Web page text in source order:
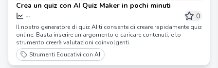
Crea un quiz con AI Quiz Maker in pochi minuti
-- 0
Il nostro generatore di quiz AI ti consente di creare rapidamente quiz
online. Basta inserire un argomento o caricare contenuti, e lo
strumento creerà valutazioni coinvolgenti.
Strumenti Educativi con AI